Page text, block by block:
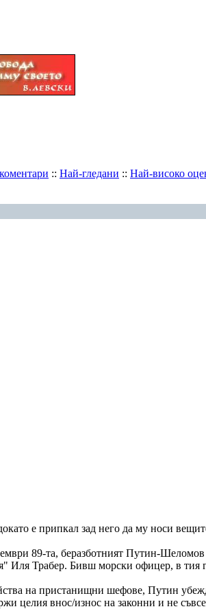
:: Най-гледани :: Най-високо
е припкал зад него да му носи
89-та, беразботният Путин-Шеломов
Иля Трабер. Бивш морски офицер, в тия
на пристанищни шефове, Путин
целия внос/износ на законни и не